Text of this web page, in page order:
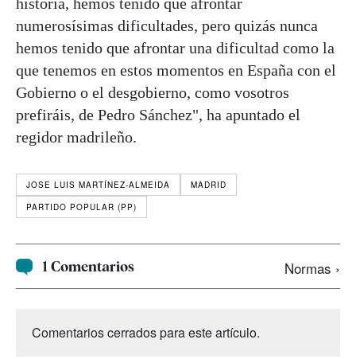
numerosísimas dificultades, pero quizás nunca
hemos tenido que afrontar una dificultad como la
que tenemos en estos momentos en España con el
Gobierno o el desgobierno, como vosotros
prefiráis, de Pedro Sánchez", ha apuntado el
regidor madrileño.
JOSE LUIS MARTÍNEZ-ALMEIDA
MADRID
PARTIDO POPULAR (PP)
1 Comentarios Normas ›
Comentarios cerrados para este artículo.